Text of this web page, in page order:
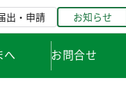
出・申請 お知らせ
へ お問合せ